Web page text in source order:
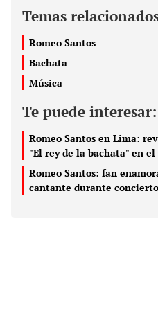
Temas
Romeo Santos
Bachata
Música
Te puede interesar:
Romeo Santos en Lima:
"El rey de la bachata" en
Romeo Santos: fan
cantante durante